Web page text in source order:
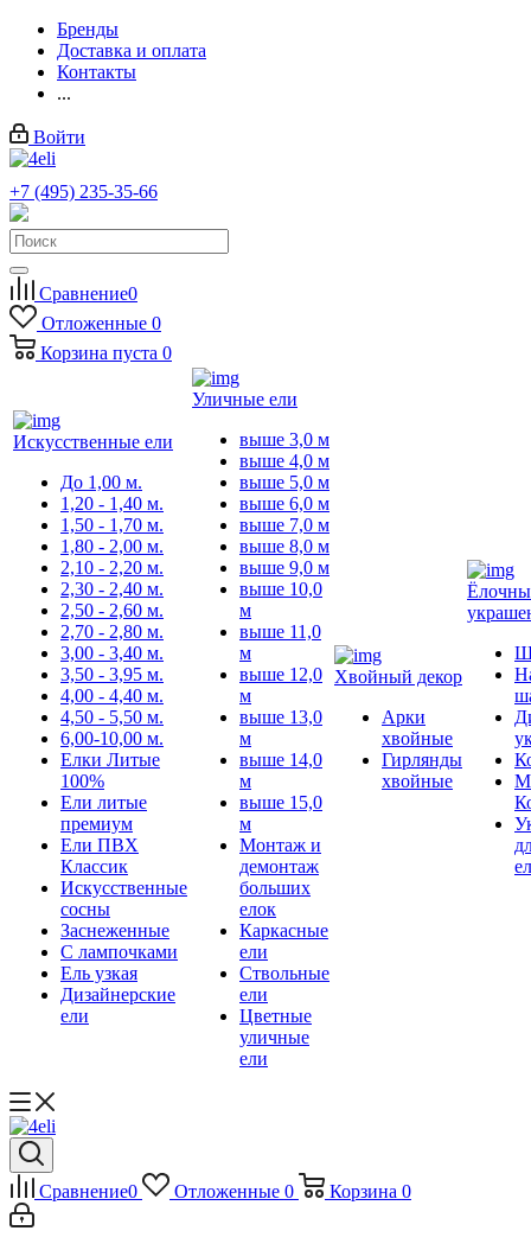
Бренды
Доставка и оплата
Контакты
...
Войти
+7 (495) 235-35-66
Заказать звонок
Сравнение0
Отложенные 0
Корзина пуста 0
Искусственные ели
До 1,00 м.
1,20 - 1,40 м.
1,50 - 1,70 м.
1,80 - 2,00 м.
2,10 - 2,20 м.
2,30 - 2,40 м.
2,50 - 2,60 м.
2,70 - 2,80 м.
3,00 - 3,40 м.
3,50 - 3,95 м.
4,00 - 4,40 м.
4,50 - 5,50 м.
6,00-10,00 м.
Елки Литые
100%
Ели литые
премиум
Ели ПВХ
Классик
Искусственные
сосны
Заснеженные
С лампочками
Ель узкая
Дизайнерские
ели
Уличные ели
выше 3,0 м
выше 4,0 м
выше 5,0 м
выше 6,0 м
выше 7,0 м
выше 8,0 м
выше 9,0 м
выше 10,0
м
выше 11,0
м
выше 12,0
м
выше 13,0
м
выше 14,0
м
выше 15,0
м
Монтаж и
демонтаж
больших
елок
Каркасные
ели
Ствольные
ели
Цветные
уличные
ели
Хвойный декор
Арки
хвойные
Гирлянды
хвойные
Сравнение0 Отложенные 0 Корзина 0